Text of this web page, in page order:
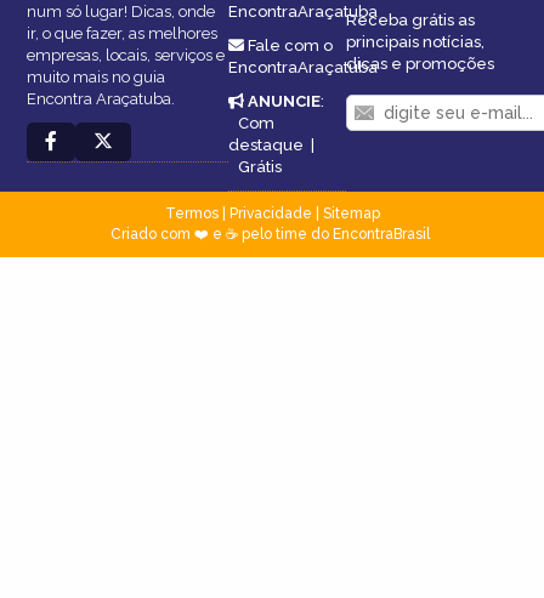
num só lugar! Dicas, onde
ir, o que fazer, as melhores
empresas, locais, serviços e
muito mais no guia
Encontra Araçatuba.
EncontraAraçatuba
Fale com o
EncontraAraçatuba
ANUNCIE:
Com
destaque |
Grátis
Receba grátis as
principais notícias,
dicas e promoções
Termos| Privacidade
Sitemap
Criado com ❤️ e ☕ pelo time do EncontraBrasil